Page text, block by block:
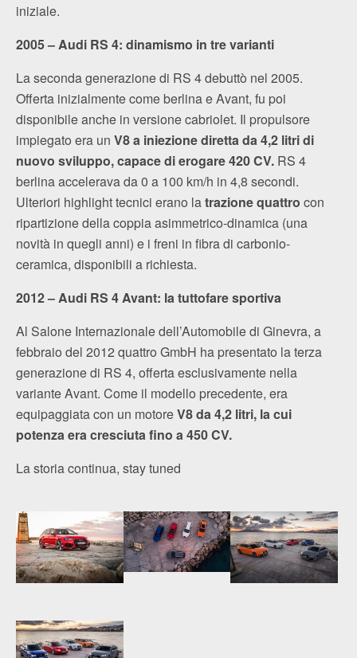
iniziale.
2005 – Audi RS 4: dinamismo in tre varianti
La seconda generazione di RS 4 debuttò nel 2005.
Offerta inizialmente come berlina e Avant, fu poi
disponibile anche in versione cabriolet. Il propulsore
impiegato era un V8 a iniezione diretta da 4,2 litri di
nuovo sviluppo, capace di erogare 420 CV. RS 4
berlina accelerava da 0 a 100 km/h in 4,8 secondi.
Ulteriori highlight tecnici erano latrazione quattro con
ripartizione della coppia asimmetrico-dinamica (una
novità in quegli anni) e i freni in fibra di carbonio-
ceramica, disponibili a richiesta.
2012 – Audi RS 4 Avant: la tuttofare sportiva
Al Salone Internazionale dell’Automobile di Ginevra, a
febbraio del 2012 quattro GmbH ha presentato la terza
generazione di RS 4, offerta esclusivamente nella
variante Avant. Come il modello precedente, era
equipaggiata con un motoreV8 da 4,2 litri, la cui
potenza era cresciuta fino a 450 CV.
La storia continua, stay tuned